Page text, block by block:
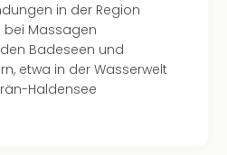
in der Region
bei Massagen
Badeseen und
etwa in der Wasserwelt
Haldensee